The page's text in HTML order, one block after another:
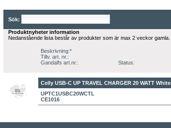
Sök:
Produktnyheter information
Nedanstående lista består av produkter som är max 2 veckor gamla.
Beskrivning:*
Tillv. art. nr.:
Gandalfs art.nr.:
Status:
Celly USB-C UP TRAVEL CHARGER 20 WATT White
UPTC1USBC20WCTL
CE1016